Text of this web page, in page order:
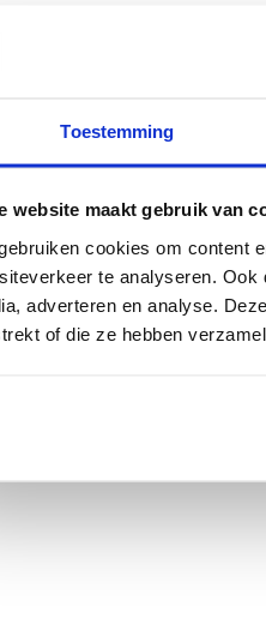
Toestemming
website maakt gebruik van
cookies om content
te analyseren.
adverteren en analyse.
of die ze hebben